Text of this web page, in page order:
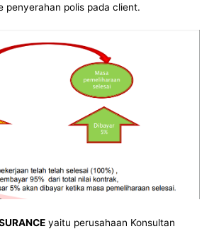
penyerahan polis pada client.
yaitu perusahaan Konsultan